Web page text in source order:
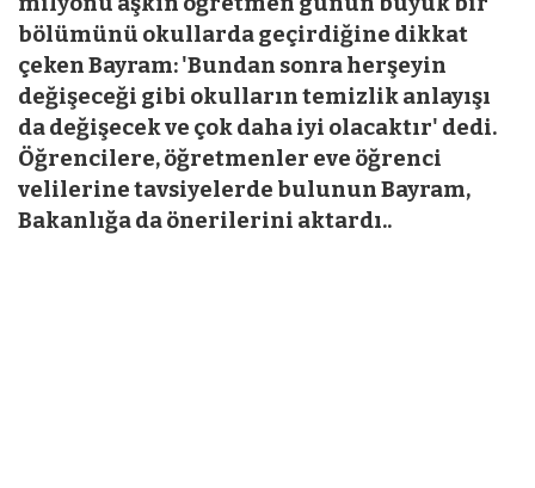
bölümünü okullarda geçirdiğine dikkat
çeken Bayram: 'Bundan sonra herşeyin
değişeceği gibi okulların temizlik anlayışı
da değişecek ve çok daha iyi olacaktır' dedi.
Öğrencilere, öğretmenler eve öğrenci
velilerine tavsiyelerde bulunun Bayram,
Bakanlığa da önerilerini aktardı..